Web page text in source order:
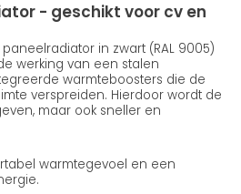
- geschikt voor cv en
paneelradiator in zwart (RAL 9005)
werking van een stalen
warmteboosters die de
verspreiden. Hierdoor wordt de
maar ook sneller en
warmtegevoel en een